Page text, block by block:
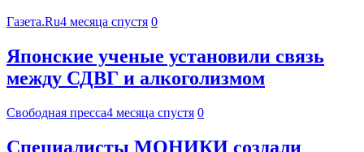
Газета.Ru4 месяца спустя 0
Японские ученые установили связь
между СДВГ и алкоголизмом
Свободная пресса4 месяца спустя 0
Специалисты МОНИКИ создали